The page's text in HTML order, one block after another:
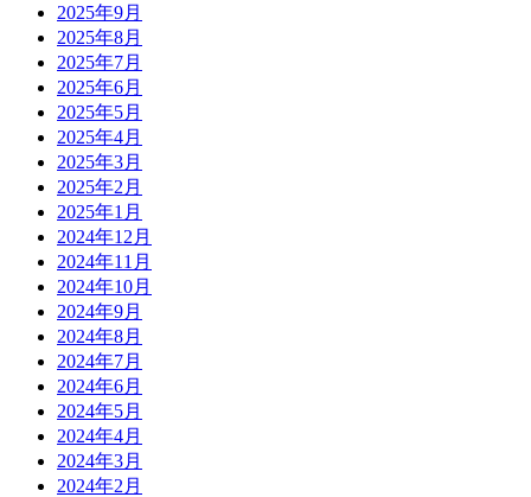
2025年9月
2025年8月
2025年7月
2025年6月
2025年5月
2025年4月
2025年3月
2025年2月
2025年1月
2024年12月
2024年11月
2024年10月
2024年9月
2024年8月
2024年7月
2024年6月
2024年5月
2024年4月
2024年3月
2024年2月